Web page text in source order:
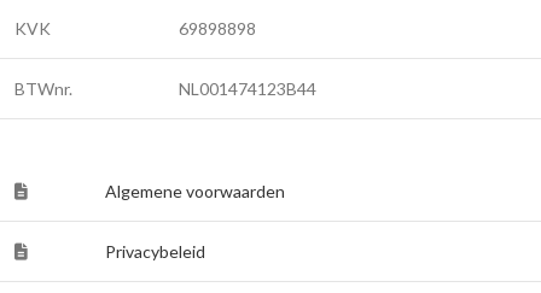
KVK 69898898
BTWnr. NL001474123B44
Algemene voorwaarden
Privacybeleid